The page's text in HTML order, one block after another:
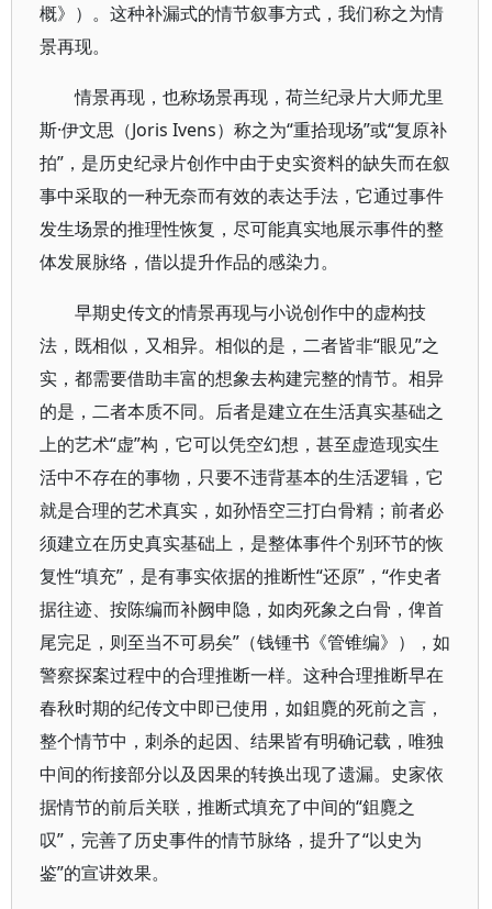
概》）。这种补漏式的情节叙事方式，我们称之为情
景再现。
情景再现，也称场景再现，荷兰纪录片大师尤里
斯·伊文思（Joris Ivens）称之为“重拾现场”或“复原补
拍”，是历史纪录片创作中由于史实资料的缺失而在叙
事中采取的一种无奈而有效的表达手法，它通过事件
发生场景的推理性恢复，尽可能真实地展示事件的整
体发展脉络，借以提升作品的感染力。
早期史传文的情景再现与小说创作中的虚构技
法，既相似，又相异。相似的是，二者皆非“眼见”之
实，都需要借助丰富的想象去构建完整的情节。相异
的是，二者本质不同。后者是建立在生活真实基础之
上的艺术“虚”构，它可以凭空幻想，甚至虚造现实生
活中不存在的事物，只要不违背基本的生活逻辑，它
就是合理的艺术真实，如孙悟空三打白骨精；前者必
须建立在历史真实基础上，是整体事件个别环节的恢
复性“填充”，是有事实依据的推断性“还原”，“作史者
据往迹、按陈编而补阙申隐，如肉死象之白骨，俾首
尾完足，则至当不可易矣”（钱锺书《管锥编》），如
警察探案过程中的合理推断一样。这种合理推断早在
春秋时期的纪传文中即已使用，如鉏麑的死前之言，
整个情节中，刺杀的起因、结果皆有明确记载，唯独
中间的衔接部分以及因果的转换出现了遗漏。史家依
据情节的前后关联，推断式填充了中间的“鉏麑之
叹”，完善了历史事件的情节脉络，提升了“以史为
鉴”的宣讲效果。